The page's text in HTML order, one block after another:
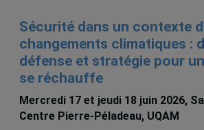
Sécurité dans un contexte
changements climatiques :
défense et stratégie pour
se réchauffe
Mercredi 17 et jeudi 18 juin 2026,
Centre Pierre-Péladeau, UQAM